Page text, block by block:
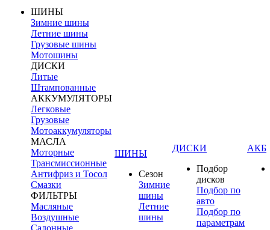
ШИНЫ
Зимние шины
Летние шины
Грузовые шины
Мотошины
ДИСКИ
Литые
Штампованные
АККУМУЛЯТОРЫ
Легковые
Грузовые
Мотоаккумуляторы
МАСЛА
Моторные
Трансмиссионные
Антифриз и Тосол
Смазки
ФИЛЬТРЫ
Масляные
Воздушные
Салонные
ШИНЫ
Сезон
Зимние
шины
Летние
шины
ДИСКИ
Подбор
дисков
Подбор по
авто
Подбор по
параметрам
АКБ